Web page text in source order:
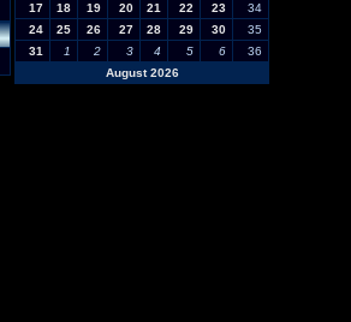
17
18 19 20 21 22 23
34
24
25 26 27 28 29 30
35
31
1 2 3 4 5 6
36
August 2026